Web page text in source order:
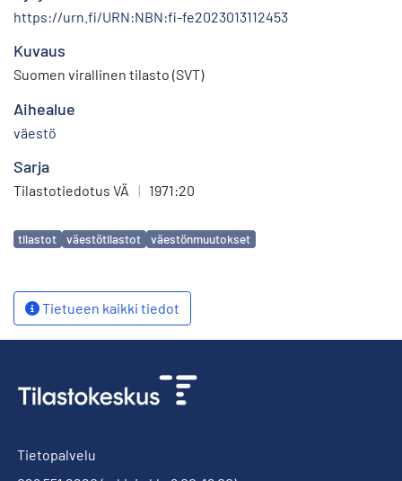
https://urn.fi/URN:NBN:fi-fe2023013112453
Kuvaus
Suomen virallinen tilasto (SVT)
Aihealue
väestö
Sarja
Tilastotiedotus VÄ | 1971:20
Avainsanat
tilastot väestötilastot väestönmuutokset
Tietueen kaikki tiedot
Tietopalvelu